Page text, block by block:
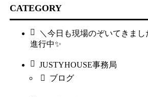
CATEGORY
＼今日も現場のぞいてきま
進行中✨
JUSTYHOUSE事務局
ブログ